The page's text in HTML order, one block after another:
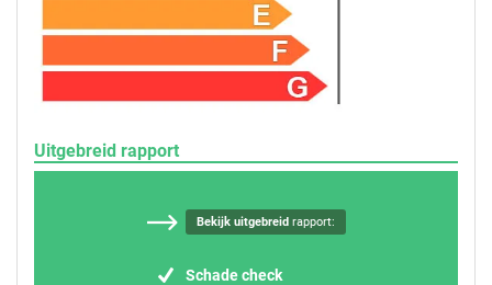
Uitgebreid rapport
Bekijk uitgebreidrapport:
Schade check